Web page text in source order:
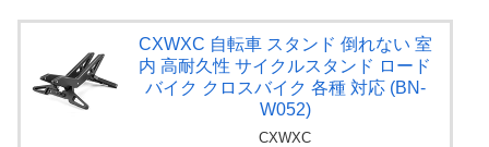
CXWXC 自転車 スタンド 倒れない 室
内 高耐久性 サイクルスタンド ロード
バイク クロスバイク 各種 対応 (BN-
W052)
CXWXC